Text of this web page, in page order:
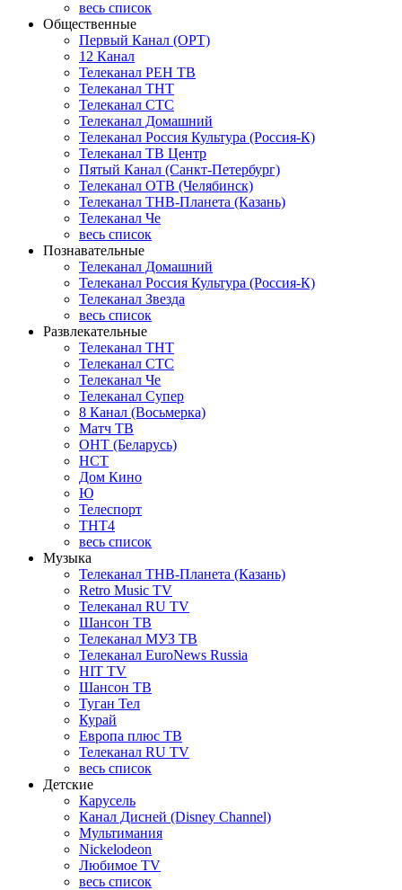
весь список
Общественные
Первый Канал (ОРТ)
12 Канал
Телеканал РЕН ТВ
Телеканал ТНТ
Телеканал СТС
Телеканал Домашний
Телеканал Россия Культура (Россия-К)
Телеканал ТВ Центр
Пятый Канал (Санкт-Петербург)
Телеканал ОТВ (Челябинск)
Телеканал ТНВ-Планета (Казань)
Телеканал Че
весь список
Познавательные
Телеканал Домашний
Телеканал Россия Культура (Россия-К)
Телеканал Звезда
весь список
Развлекательные
Телеканал ТНТ
Телеканал СТС
Телеканал Че
Телеканал Супер
8 Канал (Восьмерка)
Матч ТВ
ОНТ (Беларусь)
НСТ
Дом Кино
Ю
Телеспорт
ТНТ4
весь список
Музыка
Телеканал ТНВ-Планета (Казань)
Retro Music TV
Телеканал RU TV
Шансон ТВ
Телеканал МУЗ ТВ
Телеканал EuroNews Russia
HIT TV
Шансон ТВ
Туган Тел
Курай
Европа плюс ТВ
Телеканал RU TV
весь список
Детские
Карусель
Канал Дисней (Disney Channel)
Мультимания
Nickelodeon
Любимое TV
весь список